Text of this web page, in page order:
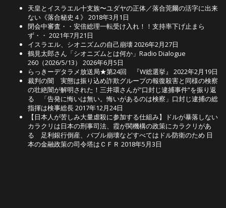
天皇とイスラエル十支族〜ユダヤの正体／落合莞爾の活字に出来
ない《落合秘史４》 2018年3月1日
閉会中審査・・安倍総理一転受け入れ！！支持率下げ止まら
ず・・ 2021年7月21日
イスラエル、シオニズムの自己崩壊2026年2月27日
鶴見太郎さん「シオニズムとは何か」Radio Dialogue
260（2026/5/13）
2026年6月5日
らっきーデタラメ放送局★第24回 『W総選挙』
2022年2月19日
裁判の闇 実態は振り込め詐欺グループの報復殺害と同様の検察
の壮絶闇が解明された！三井環さんが”口封じ逮捕事件”を振り返
る 「告発に悔いは無い。悔いがあるのは検察」口封じ逮捕の総
指揮は検事総長2017年12月24日
【日本人が苦しみ大量虐殺に参加する仕組み】ドルが暴落しない
カラクリは日本の刑事司法、霞が関機構の政策にカラクリがあ
る 足利銀行倒産、バブル崩壊などすべてはドル防衛のため 日
本の金融政策の司令塔はＣＦＲ 2018年5月3日